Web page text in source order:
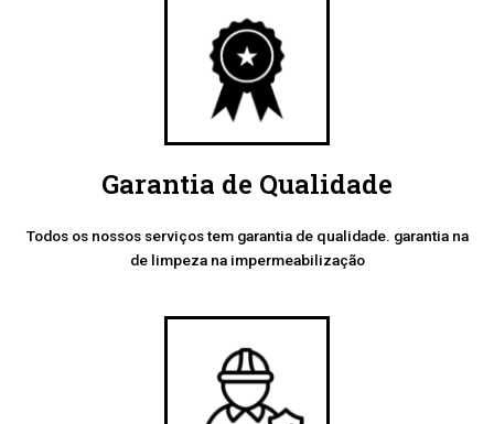
Garantia de Qualidade
Todos os nossos serviços tem garantia de qualidade. garantia na
de limpeza na impermeabilização